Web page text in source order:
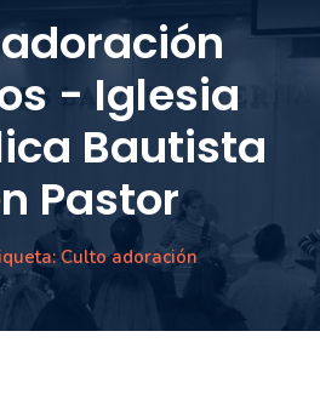
- Iglesia
Bautista
Pastor
Culto adoración